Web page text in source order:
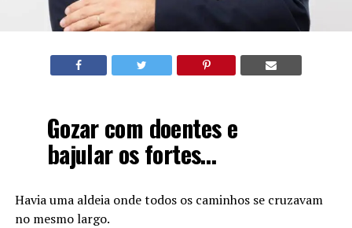
Gozar com doentes e
bajular os fortes…
Havia uma aldeia onde todos os caminhos se cruzavam
no mesmo largo.